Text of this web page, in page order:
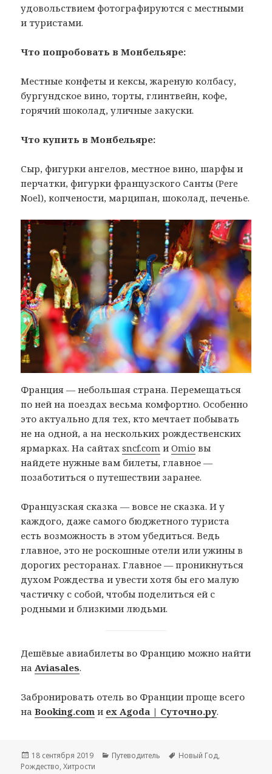
удовольствием фотографируются с местными
и туристами.
Что попробовать в Монбельяре:
Местные конфеты и кексы, жареную колбасу,
бургундское вино, торты, глинтвейн, кофе,
горячий шоколад, уличные закуски.
Что купить в Монбельяре:
Сыр, фигурки ангелов, местное вино, шарфы и
перчатки, фигурки французского Санты (Pere
Noel), копчености, марципан, шоколад, печенье.
Франция — небольшая страна. Перемещаться
по ней на поездах весьма комфортно. Особенно
это актуально для тех, кто мечтает побывать
не на одной, а на нескольких рождественских
ярмарках. На сайтахsncf.com иOmio вы
найдете нужные вам билеты, главное —
позаботиться о путешествии заранее.
Французская сказка — вовсе не сказка. И у
каждого, даже самого бюджетного туриста
есть возможность в этом убедиться. Ведь
главное, это не роскошные отели или ужины в
дорогих ресторанах. Главное — проникнуться
духом Рождества и увести хотя бы его малую
частичку с собой, чтобы поделиться ей с
родными и близкими людьми.
Дешёвые авиабилеты во Францию можно найти
наAviasales.
Забронировать отель во Франции проще всего
наBooking.com и ex Agoda | Суточно.ру.
Опубликовано
18 сентября 2019 Рубрики
Путеводитель Метки
Новый Год,
Рождество,Хитрости